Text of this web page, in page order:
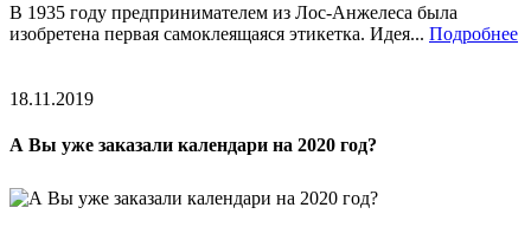
В 1935 году предпринимателем из Лос-Анжелеса была
изобретена первая самоклеящаяся этикетка. Идея... Подробнее
18.11.2019
А Вы уже заказали календари на 2020 год?